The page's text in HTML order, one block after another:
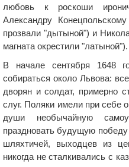
любовь к роскоши
Александру
прозвали "дытыной") и
магната окрестили "латыной").
В начале сентября 1648
собираться около Львова:
дворян и солдат, примерно
слуг. Поляки имели при себе
души необычайную
праздновать будущую
шляхтичей, выходцев из
никогда не сталкивались с